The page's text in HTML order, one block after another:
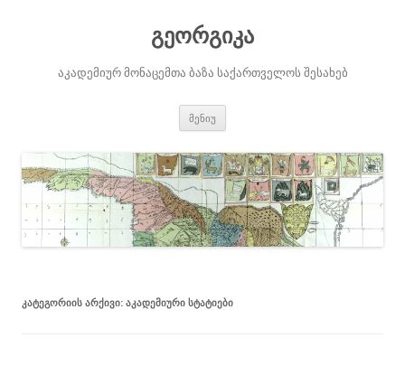
გეორგიკა
აკადემიურ მონაცემთა ბაზა საქართველოს შესახებ
მენიუ
ᲙᲐᲢᲔᲒᲝᲠᲘᲘᲡ ᲐᲠᲥᲘᲕᲘ: ᲐᲙᲐᲓᲔᲛᲘᲣᲠᲘ ᲡᲢᲐᲢᲘᲔᲑᲘ